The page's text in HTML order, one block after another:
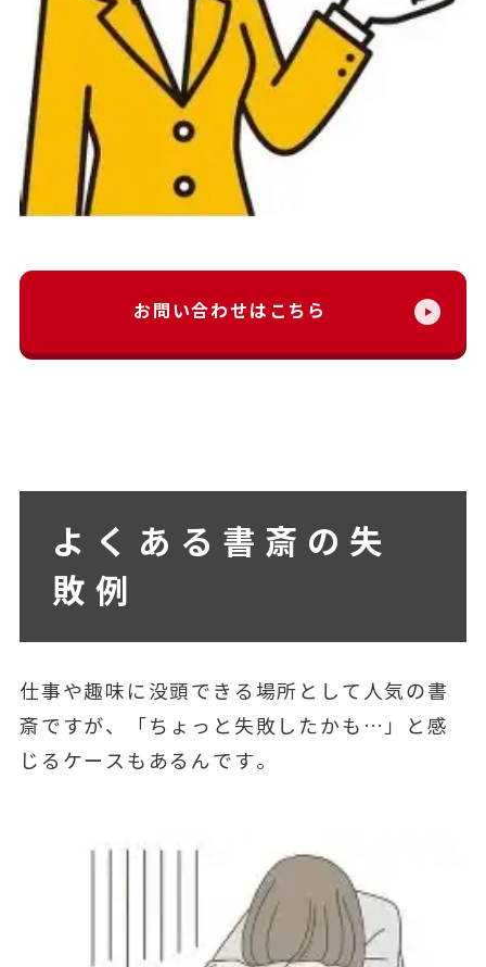
お問い合わせはこちら
よくある書斎の失
敗例
仕事や趣味に没頭できる場所として人気の書
斎ですが、「ちょっと失敗したかも…」と感
じるケースもあるんです。